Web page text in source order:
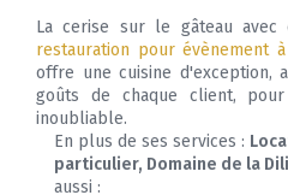
La cerise sur le gâteau
restauration pour évènement à
offre une cuisine d'exception,
goûts de chaque client,
inoubliable.
En plus de ses services :
particulier, Domaine de la
aussi :